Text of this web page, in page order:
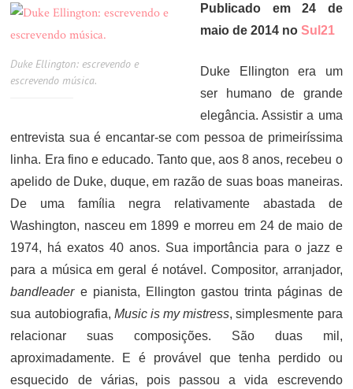
Duke Ellington: escrevendo e
escrevendo música.
Publicado em 24 de
maio de 2014 no Sul21
Duke Ellington era um
ser humano de grande
elegância. Assistir a uma
entrevista sua é encantar-se com pessoa de primeiríssima
linha. Era fino e educado. Tanto que, aos 8 anos, recebeu o
apelido de Duke, duque, em razão de suas boas maneiras.
De uma família negra relativamente abastada de
Washington, nasceu em 1899 e morreu em 24 de maio de
1974, há exatos 40 anos. Sua importância para o jazz e
para a música em geral é notável. Compositor, arranjador,
bandleadere pianista, Ellington gastou trinta páginas de
sua autobiografia, Music is my mistress, simplesmente para
relacionar suas composições. São duas mil,
aproximadamente. E é provável que tenha perdido ou
esquecido de várias, pois passou a vida escrevendo